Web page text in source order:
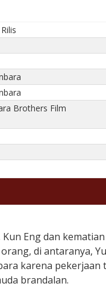
Brothers Film
Eng dan
di antaranya,
karena
brandalan.